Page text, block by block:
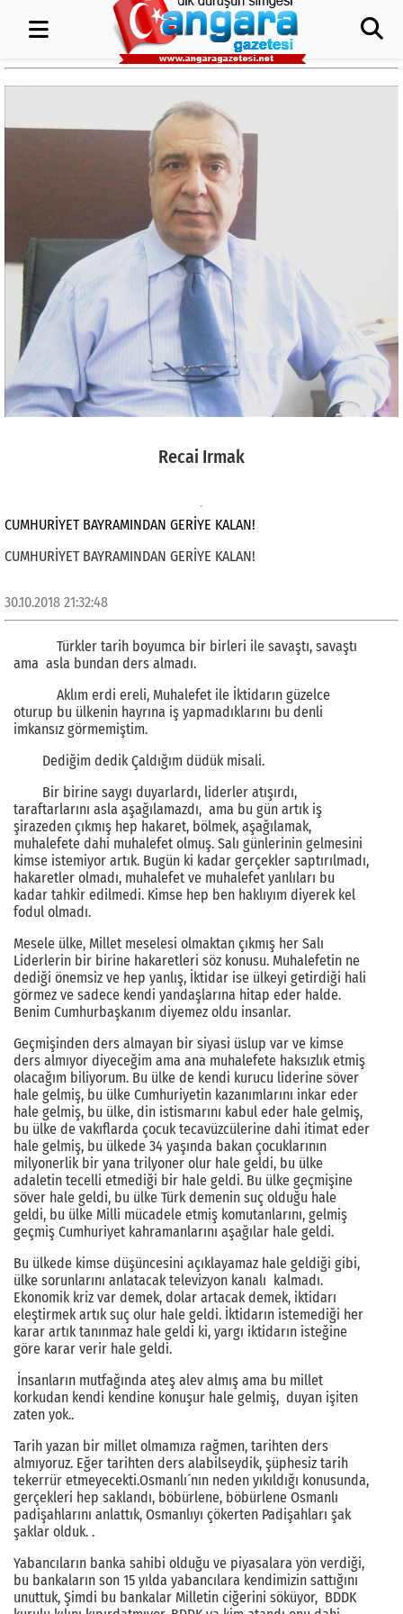
Recai Irmak
CUMHURİYET BAYRAMINDAN GERİYE KALAN!
CUMHURİYET BAYRAMINDAN GERİYE KALAN!
30.10.2018 21:32:48
Türkler tarih boyumca bir birleri ile savaştı, savaştı
ama asla bundan ders almadı.
Aklım erdi ereli, Muhalefet ile İktidarın güzelce
oturup bu ülkenin hayrına iş yapmadıklarını bu denli
imkansız görmemiştim.
Dediğim dedik Çaldığım düdük misali.
Bir birine saygı duyarlardı, liderler atışırdı,
taraftarlarını asla aşağılamazdı, ama bu gün artık iş
şirazeden çıkmış hep hakaret, bölmek, aşağılamak,
muhalefete dahi muhalefet olmuş. Salı günlerinin gelmesini
kimse istemiyor artık. Bugün ki kadar gerçekler saptırılmadı,
hakaretler olmadı, muhalefet ve muhalefet yanlıları bu
kadar tahkir edilmedi. Kimse hep ben haklıyım diyerek kel
fodul olmadı.
Mesele ülke, Millet meselesi olmaktan çıkmış her Salı
Liderlerin bir birine hakaretleri söz konusu. Muhalefetin ne
dediği önemsiz ve hep yanlış, İktidar ise ülkeyi getirdiği hali
görmez ve sadece kendi yandaşlarına hitap eder halde.
Benim Cumhurbaşkanım diyemez oldu insanlar.
Geçmişinden ders almayan bir siyasi üslup var ve kimse
ders almıyor diyeceğim ama ana muhalefete haksızlık etmiş
olacağım biliyorum. Bu ülke de kendi kurucu liderine söver
hale gelmiş, bu ülke Cumhuriyetin kazanımlarını inkar eder
hale gelmiş, bu ülke, din istismarını kabul eder hale gelmiş,
bu ülke de vakıflarda çocuk tecavüzcülerine dahi itimat eder
hale gelmiş, bu ülkede 34 yaşında bakan çocuklarının
milyonerlik bir yana trilyoner olur hale geldi, bu ülke
adaletin tecelli etmediği bir hale geldi. Bu ülke geçmişine
söver hale geldi, bu ülke Türk demenin suç olduğu hale
geldi, bu ülke Milli mücadele etmiş komutanlarını, gelmiş
geçmiş Cumhuriyet kahramanlarını aşağılar hale geldi.
Bu ülkede kimse düşüncesini açıklayamaz hale geldiği gibi,
ülke sorunlarını anlatacak televizyon kanalı kalmadı.
Ekonomik kriz var demek, dolar artacak demek, iktidarı
eleştirmek artık suç olur hale geldi. İktidarın istemediği her
karar artık tanınmaz hale geldi ki, yargı iktidarın isteğine
göre karar verir hale geldi.
İnsanların mutfağında ateş alev almış ama bu millet
korkudan kendi kendine konuşur hale gelmiş, duyan işiten
zaten yok..
Tarih yazan bir millet olmamıza rağmen, tarihten ders
almıyoruz. Eğer tarihten ders alabilseydik, şüphesiz tarih
tekerrür etmeyecekti.Osmanlı´nın neden yıkıldığı konusunda,
gerçekleri hep saklandı, böbürlene, böbürlene Osmanlı
padişahlarını anlattık, Osmanlıyı çökerten Padişahları şak
şaklar olduk. .
Yabancıların banka sahibi olduğu ve piyasalara yön verdiği,
bu bankaların son 15 yılda yabancılara kendimizin sattığını
unuttuk, Şimdi bu bankalar Milletin ciğerini söküyor, BDDK